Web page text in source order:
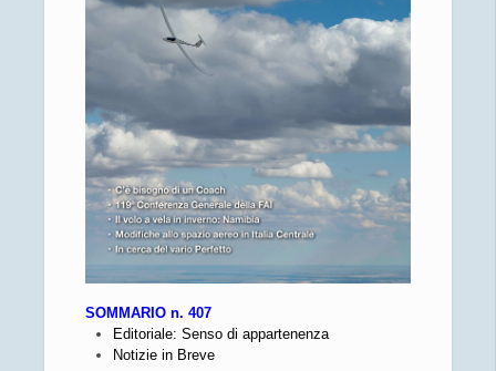
SOMMARIO n. 407
Editoriale: Senso di appartenenza
Notizie in Breve